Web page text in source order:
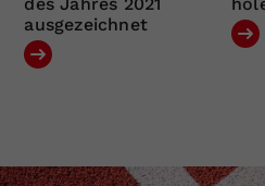
ausgezeichnet